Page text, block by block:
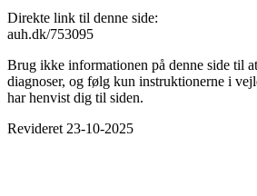
Direkte link til denne side:
auh.dk/753095
Brug ikke informationen på denne side til
diagnoser, og følg kun instruktionerne i
har henvist dig til siden.
Revideret 23-10-2025